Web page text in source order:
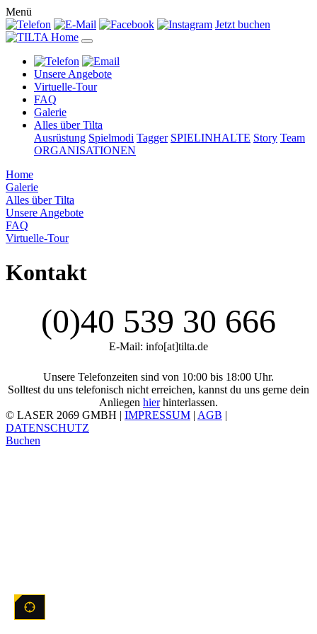
Menü
Jetzt buchen
Unsere Angebote
Virtuelle-Tour
FAQ
Galerie
Alles über Tilta
Ausrüstung Spielmodi Tagger SPIELINHALTE Story Team
ORGANISATIONEN
Home
Galerie
Alles über Tilta
Unsere Angebote
FAQ
Virtuelle-Tour
Kontakt
(0)40 539 30 666
E-Mail: info[at]tilta.de
Unsere Telefonzeiten sind von 10:00 bis 18:00 Uhr.
Solltest du uns telefonisch nicht erreichen, kannst du uns gerne dein
Anliegen hierhinterlassen.
© LASER 2069 GMBH | IMPRESSUM | AGB |
DATENSCHUTZ
Buchen